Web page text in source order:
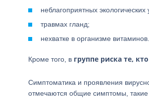
неблагоприятных экологических
травмах гланд;
нехватке в организме витаминов.
Кроме того, в группе риска те,
Симптоматика и проявления
отмечаются общие симптомы, такие